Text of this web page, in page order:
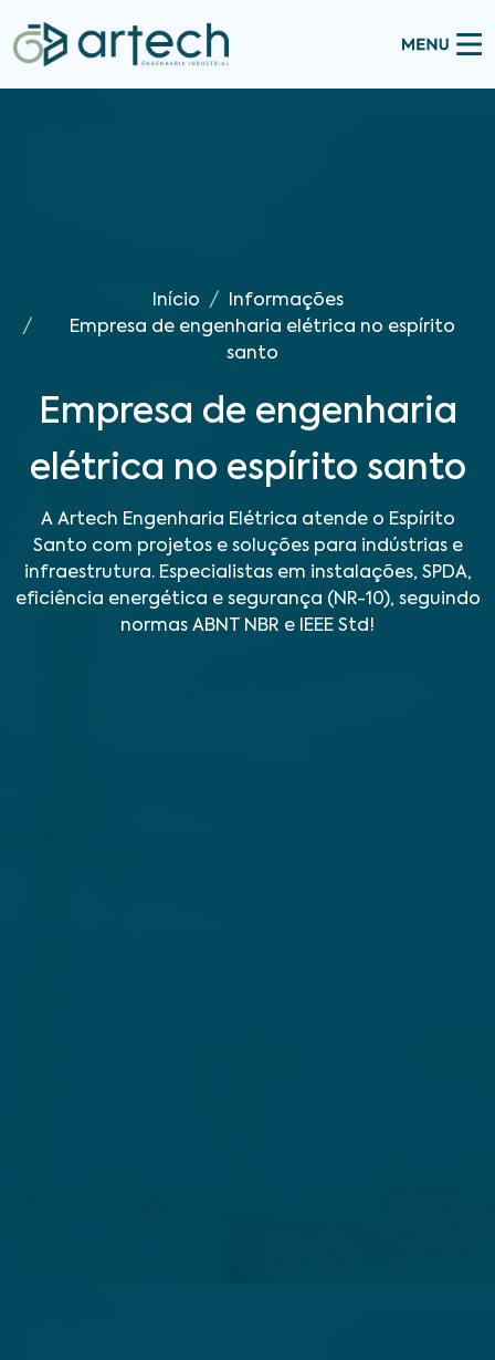
Início
Informações
Empresa de engenharia elétrica no espírito
santo
Empresa de engenharia
elétrica no espírito santo
A Artech Engenharia Elétrica atende o Espírito
Santo com projetos e soluções para indústrias e
infraestrutura. Especialistas em instalações, SPDA,
eficiência energética e segurança (NR-10), seguindo
normas ABNT NBR e IEEE Std!